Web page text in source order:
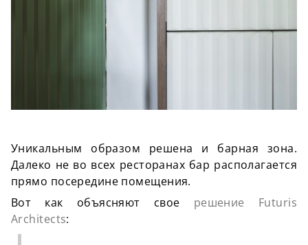
Уникальным образом решена и барная зона.
Далеко не во всех ресторанах бар располагается
прямо посередине помещения.
Вот как объясняют свое решение Futuris
Architects: